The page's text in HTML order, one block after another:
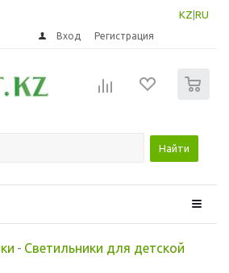
KZ RU
Вход Регистрация
Найти
- Светильники для детской